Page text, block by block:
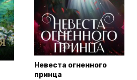
Невеста огненного
принца